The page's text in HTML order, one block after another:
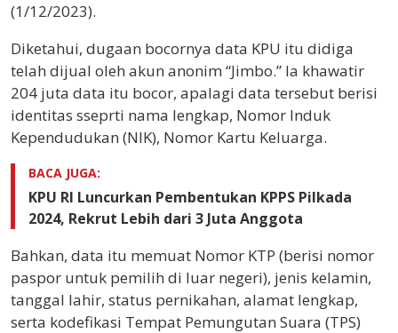
(1/12/2023).
Diketahui, dugaan bocornya data KPU itu didiga
telah dijual oleh akun anonim “Jimbo.” Ia khawatir
204 juta data itu bocor, apalagi data tersebut berisi
identitas sseprti nama lengkap, Nomor Induk
Kependudukan (NIK), Nomor Kartu Keluarga.
BACA JUGA:
KPU RI Luncurkan Pembentukan KPPS Pilkada
2024, Rekrut Lebih dari 3 Juta Anggota
Bahkan, data itu memuat Nomor KTP (berisi nomor
paspor untuk pemilih di luar negeri), jenis kelamin,
tanggal lahir, status pernikahan, alamat lengkap,
serta kodefikasi Tempat Pemungutan Suara (TPS)